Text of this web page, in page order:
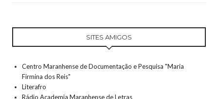
SITES AMIGOS
Centro Maranhense de Documentação e Pesquisa "Maria
Firmina dos Reis"
Literafro
Rádio Academia Maranhense de Letras